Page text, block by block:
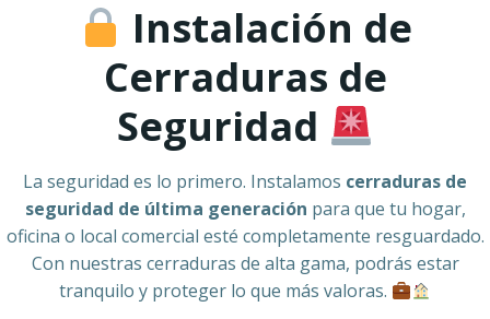
Instalación de
Cerraduras de
Seguridad
La seguridad es lo primero. Instalamos cerraduras de
seguridad de última generación para que tu hogar,
oficina o local comercial esté completamente resguardado.
Con nuestras cerraduras de alta gama, podrás estar
tranquilo y proteger lo que más valoras.